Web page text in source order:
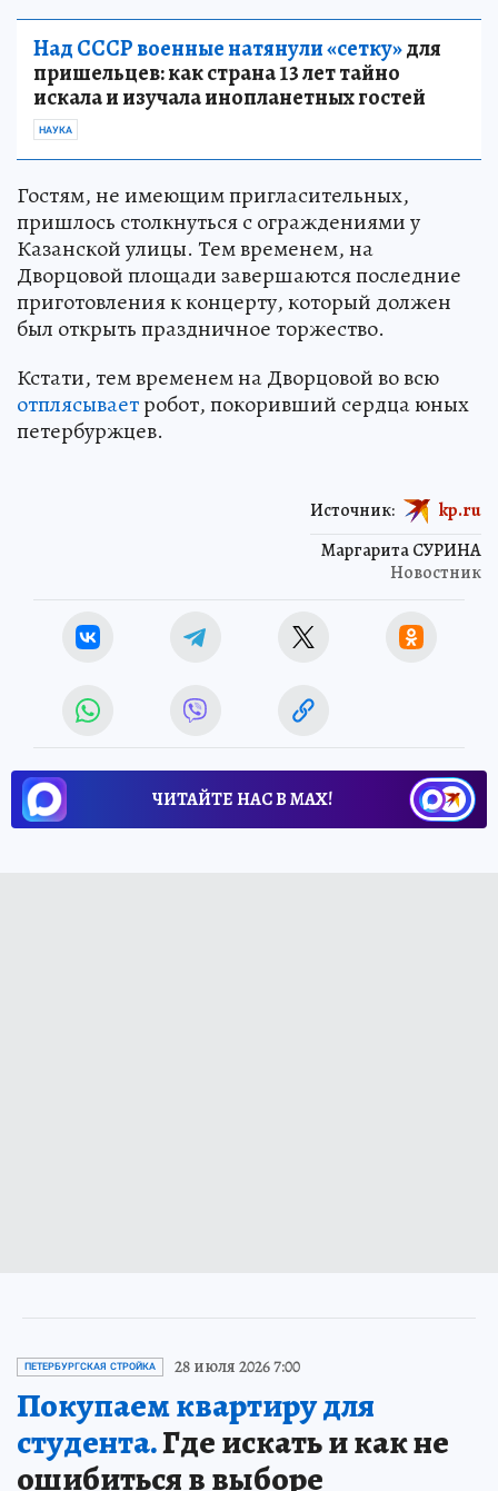
Над СССР военные натянули «сетку»для
пришельцев: как страна 13 лет тайно
искала и изучала инопланетных гостей
НАУКА
Гостям, не имеющим пригласительных,
пришлось столкнуться с ограждениями у
Казанской улицы. Тем временем, на
Дворцовой площади завершаются последние
приготовления к концерту, который должен
был открыть праздничное торжество.
Кстати, тем временем на Дворцовой во всю
отплясываетробот, покоривший сердца юных
петербуржцев.
Маргарита СУРИНА
Новостник
Источник: kp.ru
ЧИТАЙТЕ НАС В МАХ!
ПЕТЕРБУРГСКАЯ СТРОЙКА 28 июля 2026 7:00
Покупаем квартиру для
студента.Где искать и как не
ошибиться в выборе